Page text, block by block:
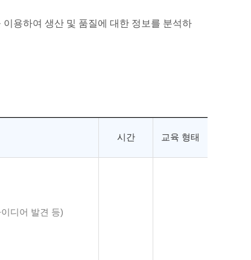
용하여 생산 및 품질에 대한 정보를 분석하
시간 교육 형태
디어 발견 등)